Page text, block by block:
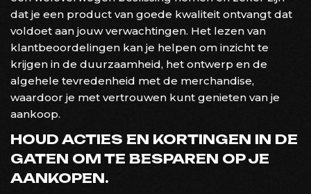
dat je een product van goede kwaliteit ontvangt dat
voldoet aan jouw verwachtingen. Het lezen van
klantbeoordelingen kan je helpen om inzicht te
krijgen in de duurzaamheid, het ontwerp en de
algehele tevredenheid met de merchandise,
waardoor je met vertrouwen kunt genieten van je
aankoop.
HOUD ACTIES EN KORTINGEN IN DE
GATEN OM TE BESPAREN OP JE
AANKOPEN.